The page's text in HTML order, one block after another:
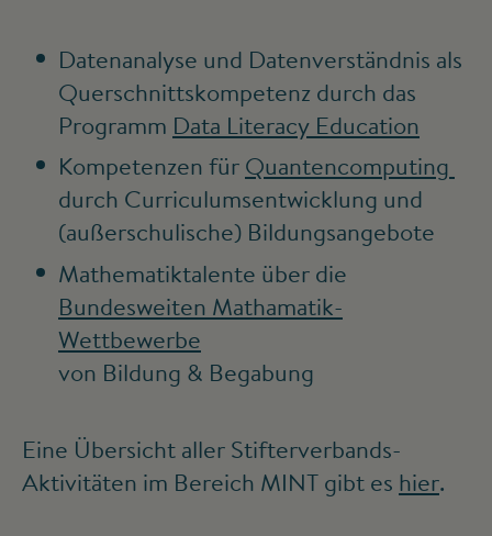
Datenanalyse und Datenverständnis als
Querschnittskompetenz durch das
Programm Data Literacy Education
Kompetenzen für Quantencomputing
durch Curriculumsentwicklung und
(außerschulische) Bildungsangebote
Mathematiktalente über die
Bundesweiten Mathamatik-
Wettbewerbe
von Bildung & Begabung
Eine Übersicht aller Stifterverbands-
Aktivitäten im Bereich MINT gibt es hier.